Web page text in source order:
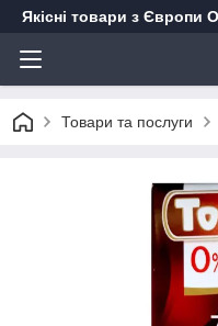
Якісні товари з Європи
Товари та послуги